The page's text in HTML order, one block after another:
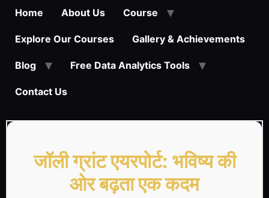
Home About Us Course
Explore Our Courses Gallery & Achievements
Blog Free Data Analytics Tools
Contact Us
जॉली ग्रांट एयरपोर्ट: भविष्य की
ओर बढ़ता एक कदम